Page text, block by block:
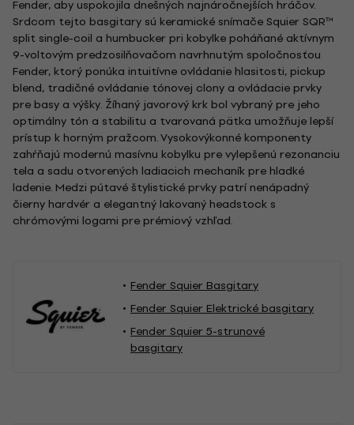
Fender, aby uspokojila dnešných najnáročnejších hráčov.
Srdcom tejto basgitary sú keramické snímače Squier SQR™
split single-coil a humbucker pri kobylke poháňané aktívnym
9-voltovým predzosilňovačom navrhnutým spoločnosťou
Fender, ktorý ponúka intuitívne ovládanie hlasitosti, pickup
blend, tradičné ovládanie tónovej clony a ovládacie prvky
pre basy a výšky. Žíhaný javorový krk bol vybraný pre jeho
optimálny tón a stabilitu a tvarovaná pätka umožňuje lepší
prístup k horným pražcom. Vysokovýkonné komponenty
zahŕňajú modernú masívnu kobylku pre vylepšenú rezonanciu
tela a sadu otvorených ladiacich mechaník pre hladké
ladenie. Medzi pútavé štylistické prvky patrí nenápadný
čierny hardvér a elegantný lakovaný headstock s
chrómovými logami pre prémiový vzhľad.
Fender Squier Basgitary
Fender Squier Elektrické basgitary
Fender Squier 5-strunové
basgitary